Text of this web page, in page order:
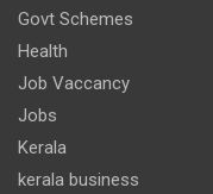
Govt Schemes
Health
Job Vaccancy
Jobs
Kerala
kerala business